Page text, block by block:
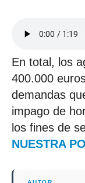
En total, los
400.000
demandas
impago de
los fines de
NUESTRA